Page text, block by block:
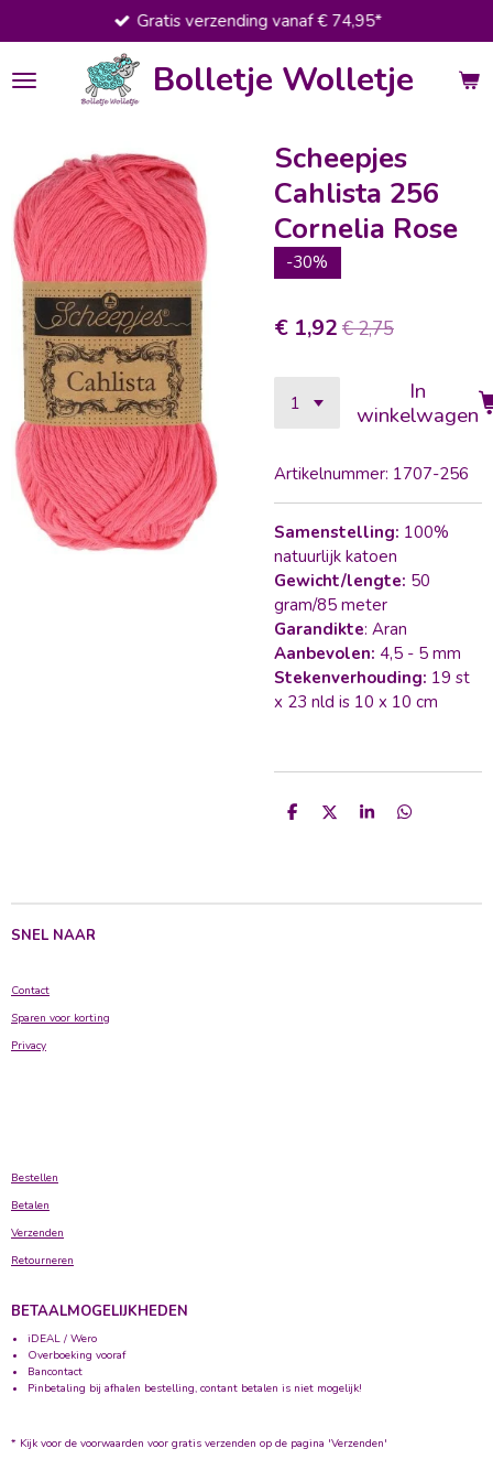
direct
naar
de
Bolletje Wolletje
Gratis verzending vanaf € 74,95*
Scheepjes
Cahlista 256
Cornelia Rose
-30%
€ 1,92 € 2,75
In
winkelwagen
Artikelnummer: 1707-256
Samenstelling: 100%
natuurlijk katoen
Gewicht/lengte: 50
gram/85 meter
Garandikte: Aran
Aanbevolen: 4,5 - 5 mm
Stekenverhouding: 19 st
x 23 nld is 10 x 10 cm
D
D
S
D
SNEL NAAR
Contact
Sparen voor korting
Privacy
Bestellen
Betalen
Verzenden
Retourneren
BETAALMOGELIJKHEDEN
iDEAL / Wero
Overboeking vooraf
Bancontact
Pinbetaling bij afhalen bestelling, contant betalen is niet mogelijk!
* Kijk voor de voorwaarden voor gratis verzenden op de pagina 'Verzenden'